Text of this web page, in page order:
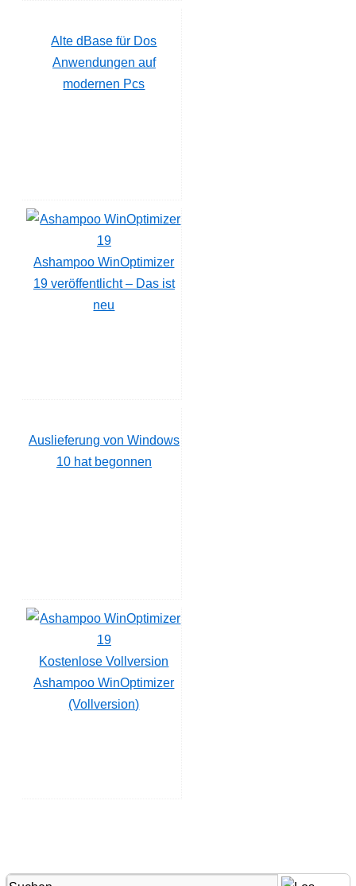
Alte dBase für Dos
Anwendungen auf
modernen Pcs
Ashampoo WinOptimizer
19 veröffentlicht – Das ist
neu
Auslieferung von Windows
10 hat begonnen
Kostenlose Vollversion
Ashampoo WinOptimizer
(Vollversion)